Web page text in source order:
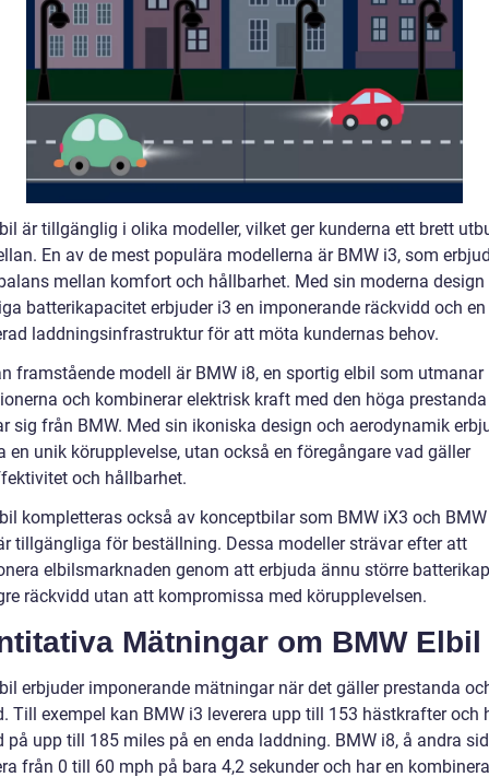
är tillgänglig i olika modeller, vilket ger kunderna ett brett
En av de mest populära modellerna är BMW i3, som
mellan komfort och hållbarhet. Med sin moderna design
batterikapacitet erbjuder i3 en imponerande räckvidd och en
laddningsinfrastruktur för att möta kundernas behov.
framstående modell är BMW i8, en sportig elbil som utmanar
och kombinerar elektrisk kraft med den höga
sig från BMW. Med sin ikoniska design och aerodynamik
en unik körupplevelse, utan också en föregångare vad gäller
och hållbarhet.
kompletteras också av konceptbilar som BMW iX3 och
tillgängliga för beställning. Dessa modeller strävar efter att
elbilsmarknaden genom att erbjuda ännu större
räckvidd utan att kompromissa med körupplevelsen.
Mätningar om BMW Elbil
erbjuder imponerande mätningar när det gäller prestanda
Till exempel kan BMW i3 leverera upp till 153 hästkrafter och
på upp till 185 miles på en enda laddning. BMW i8, å andra
från 0 till 60 mph på bara 4,2 sekunder och har en